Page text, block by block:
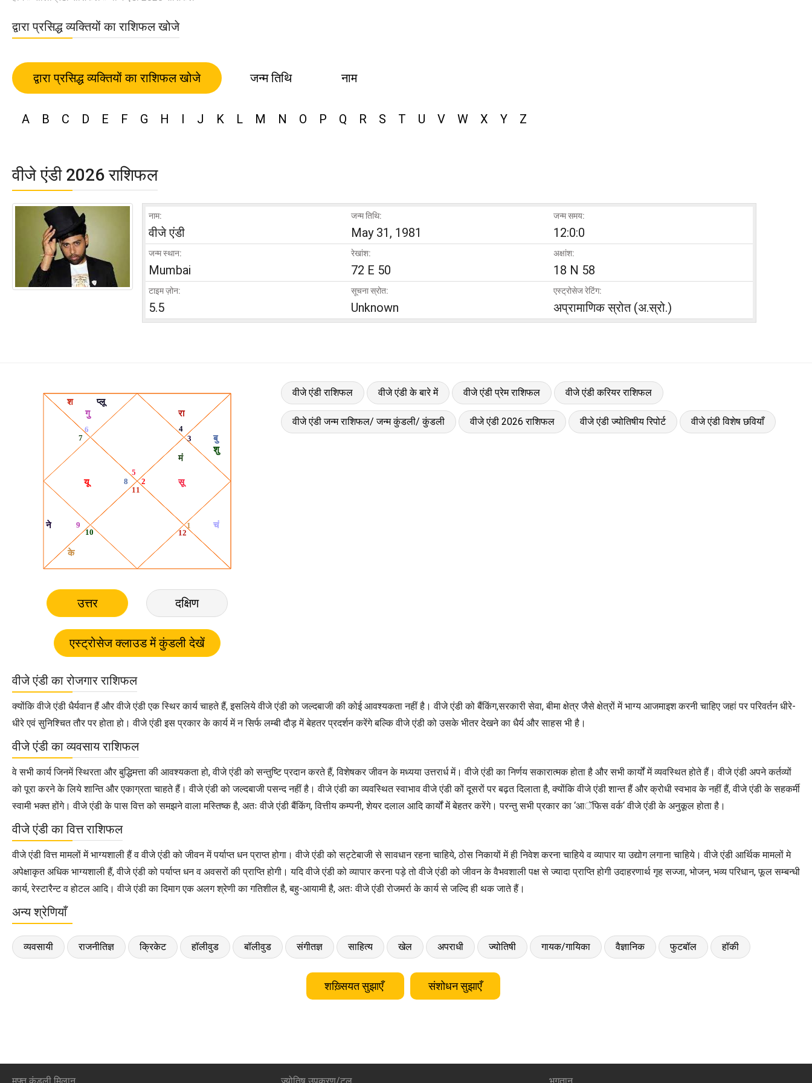
द्वारा प्रसिद्ध व्यक्तियों का राशिफल खोजे
द्वारा प्रसिद्ध व्यक्तियों का राशिफल खोजे जन्म तिथि नाम
A B C D E F G H I J K L M N O P Q R S T U V W X Y Z
वीजे एंडी 2026 राशिफल
नाम:
वीजे एंडी
जन्म तिथि:
May 31, 1981
जन्म समय:
12:0:0
जन्म स्थान:
Mumbai
रेखांश:
72 E 50
अक्षांश:
18 N 58
टाइम ज़ोन:
5.5
सूचना स्रोत:
Unknown
एस्ट्रोसेज रेटिंग:
अप्रामाणिक स्रोत (अ.स्रो.)
उत्तर दक्षिण
वीजे एंडी राशिफल वीजे एंडी के बारे में वीजे एंडी प्रेम राशिफल वीजे एंडी करियर राशिफल
वीजे एंडी जन्म राशिफल/ जन्म कुंडली/ कुंडली वीजे एंडी 2026 राशिफल वीजे एंडी ज्योतिषीय रिपोर्ट वीजे एंडी विशेष छवियाँ
वीजे एंडी का रोजगार राशिफल
क्योंकि वीजे एंडी धैर्यवान हैं और वीजे एंडी एक स्थिर कार्य चाहते हैं, इसलिये वीजे एंडी को जल्दबाजी की कोई आवश्यकता नहीं है। वीजे एंडी को बैंकिंग,सरकारी सेवा, बीमा क्षेत्र जैसे क्षेत्रों में भाग्य आजमाइश करनी चाहिए जहां पर परिवर्तन धीरे-
धीरे एवं सुनिश्चित तौर पर होता हो। वीजे एंडी इस प्रकार के कार्य में न सिर्फ लम्बी दौड़ में बेहतर प्रदर्शन करेंगे बल्कि वीजे एंडी को उसके भीतर देखने का धैर्य और साहस भी है।
वीजे एंडी का व्यवसाय राशिफल
वे सभी कार्य जिनमें स्थिरता और बुद्धिमत्ता की आवश्यकता हो, वीजे एंडी को सन्तुष्टि प्रदान करते हैं, विशेषकर जीवन के मध्यया उत्तरार्ध में। वीजे एंडी का निर्णय सकारात्मक होता है और सभी कार्यों में व्यवस्थित होते हैं। वीजे एंडी अपने कर्तव्यों
को पूरा करने के लिये शान्ति और एकाग्रता चाहते हैं। वीजे एंडी को जल्दबाजी पसन्द नहीं है। वीजे एंडी का व्यवस्थित स्वाभाव वीजे एंडी कों दूसरों पर बढ़त दिलाता है, क्योंकि वीजे एंडी शान्त हैं और क्रोधी स्वभाव के नहीं हैं, वीजे एंडी के सहकर्मी
स्वामी भक्त होंगे। वीजे एंडी के पास वित्त को समझने वाला मस्तिष्क है, अतः वीजे एंडी बैंकिंग, वित्तीय कम्पनी, शेयर दलाल आदि कार्यों में बेहतर करेंगे। परन्तु सभी प्रकार का ‘आॅफिस वर्क‘ वीजे एंडी के अनुकूल होता है।
वीजे एंडी का वित्त राशिफल
वीजे एंडी वित्त मामलों में भाग्यशाली हैं व वीजे एंडी को जीवन में पर्याप्त धन प्राप्त होगा। वीजे एंडी को सट्टेबाजी से सावधान रहना चाहिये, ठोस निकायों में ही निवेश करना चाहिये व व्यापार या उद्योग लगाना चाहिये। वीजे एंडी आर्थिक मामलों मे
अपेक्षाकृत अधिक भाग्यशाली हैं, वीजे एंडी को पर्याप्त धन व अवसरों की प्राप्ति होगी। यदि वीजे एंडी को व्यापार करना पड़े तो वीजे एंडी को जीवन के वैभवशाली पक्ष से ज्यादा प्राप्ति होगी उदाहरणार्थ गृह सज्जा, भोजन, भव्य परिधान, फूल सम्बन्धी
कार्य, रेस्टारैन्ट व होटल आदि। वीजे एंडी का दिमाग एक अलग श्रेणी का गतिशील है, बहु-आयामी है, अतः वीजे एंडी रोजमर्रा के कार्य से जल्दि ही थक जाते हैं।
अन्य श्रेणियाँ
व्यवसायी राजनीतिज्ञ क्रिकेट हॉलीवुड बॉलीवुड संगीतज्ञ साहित्य खेल अपराधी ज्योतिषी गायक/गायिका वैज्ञानिक फुटबॉल हॉकी
शख़्सियत सुझाएँ संशोधन सुझाएँ